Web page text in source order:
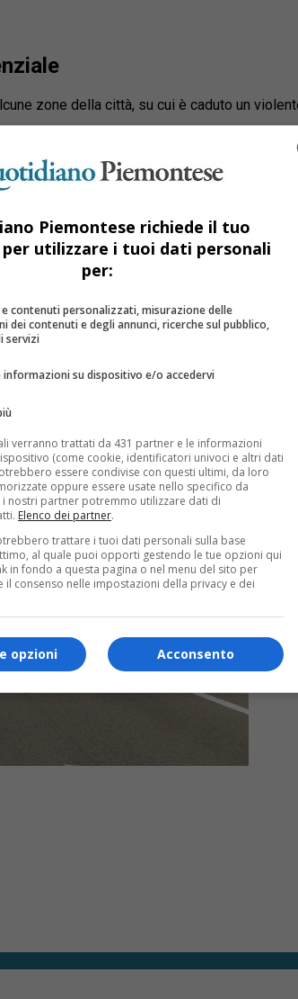
zone della città, su cui è caduto un
Piemontese richiede il tuo
per utilizzare i tuoi dati personali
per:
e contenuti personalizzati, misurazione delle
dei contenuti e degli annunci, ricerche sul pubblico,
servizi
informazioni su dispositivo e/o accedervi
verranno trattati da 431 partner e le informazioni
(come cookie, identificatori univoci e altri dati
essere condivise con questi ultimi, da loro
oppure essere usate nello specifico da
i nostri partner potremmo utilizzare dati di
Elenco dei partner.
trattare i tuoi dati personali sulla base
al quale puoi opporti gestendo le tue opzioni qui
in fondo a questa pagina o nel menu del sito per
il consenso nelle impostazioni della privacy e dei
Acconsento
opzioni